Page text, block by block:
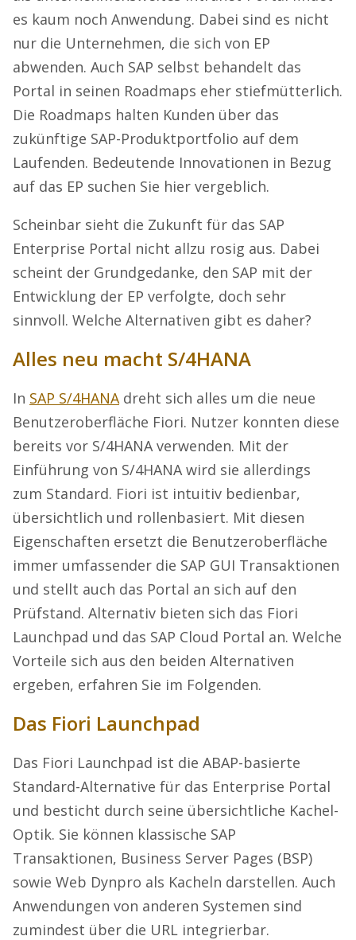
es kaum noch Anwendung. Dabei sind es nicht
nur die Unternehmen, die sich von EP
abwenden. Auch SAP selbst behandelt das
Portal in seinen Roadmaps eher stiefmütterlich.
Die Roadmaps halten Kunden über das
zukünftige SAP-Produktportfolio auf dem
Laufenden. Bedeutende Innovationen in Bezug
auf das EP suchen Sie hier vergeblich.
Scheinbar sieht die Zukunft für das SAP
Enterprise Portal nicht allzu rosig aus. Dabei
scheint der Grundgedanke, den SAP mit der
Entwicklung der EP verfolgte, doch sehr
sinnvoll. Welche Alternativen gibt es daher?
Alles neu macht S/4HANA
In SAP S/4HANA dreht sich alles um die neue
Benutzeroberfläche Fiori. Nutzer konnten diese
bereits vor S/4HANA verwenden. Mit der
Einführung von S/4HANA wird sie allerdings
zum Standard. Fiori ist intuitiv bedienbar,
übersichtlich und rollenbasiert. Mit diesen
Eigenschaften ersetzt die Benutzeroberfläche
immer umfassender die SAP GUI Transaktionen
und stellt auch das Portal an sich auf den
Prüfstand. Alternativ bieten sich das Fiori
Launchpad und das SAP Cloud Portal an. Welche
Vorteile sich aus den beiden Alternativen
ergeben, erfahren Sie im Folgenden.
Das Fiori Launchpad
Das Fiori Launchpad ist die ABAP-basierte
Standard-Alternative für das Enterprise Portal
und besticht durch seine übersichtliche Kachel-
Optik. Sie können klassische SAP
Transaktionen, Business Server Pages (BSP)
sowie Web Dynpro als Kacheln darstellen. Auch
Anwendungen von anderen Systemen sind
zumindest über die URL integrierbar.